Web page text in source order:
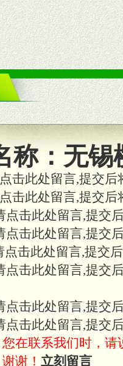
；建立全
；建立区
及宣传彩
知名网站
。
情况提供
称： 无锡
击此处留言,提交
击此处留言,提交
点击此处留言,提交
点击此处留言,提交
点击此处留言,提交
点击此处留言,提交
点击此处留言,提交
点击此处留言,提交
在联系我们时，请
谢！ 立刻留言